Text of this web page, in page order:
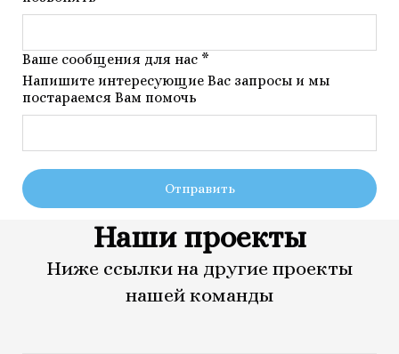
Ваше сообщения для нас *
Напишите интересующие Вас запросы и мы
постараемся Вам помочь
Отправить
Наши проекты
Ниже ссылки на другие проекты
нашей команды